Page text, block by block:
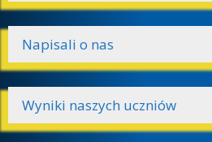
Napisali o nas
Wyniki naszych uczniów